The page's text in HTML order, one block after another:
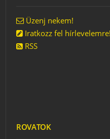
Üzenj nekem!
Iratkozz fel hírlevelemre!
RSS
ROVATOK